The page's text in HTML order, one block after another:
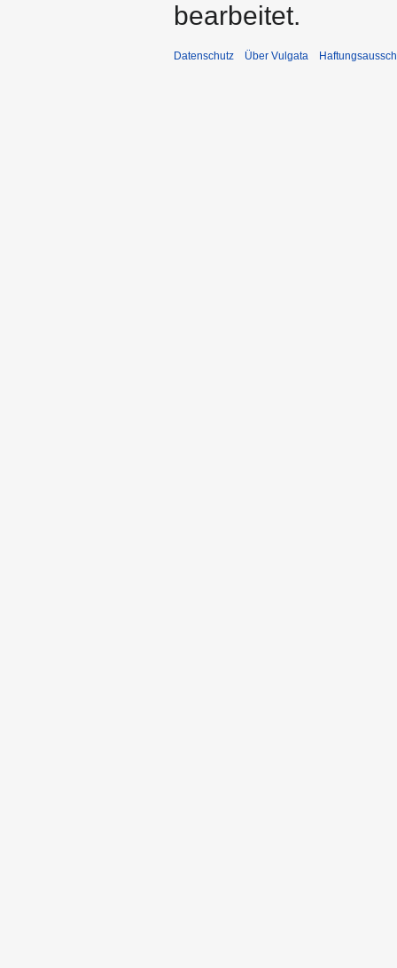
bearbeitet.
Datenschutz Über Vulgata